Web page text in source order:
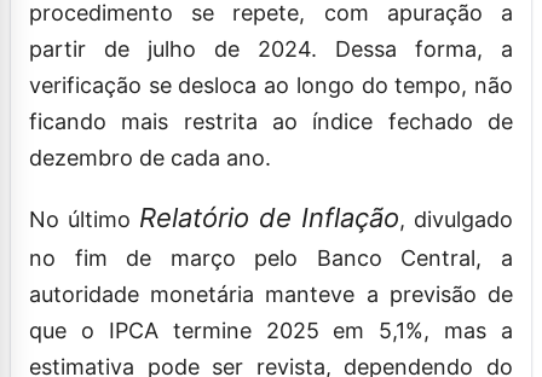
procedimento se repete, com apuração a
partir de julho de 2024. Dessa forma, a
verificação se desloca ao longo do tempo, não
ficando mais restrita ao índice fechado de
dezembro de cada ano.
No último Relatório de Inflação, divulgado
no fim de março pelo Banco Central, a
autoridade monetária manteve a previsão de
que o IPCA termine 2025 em 5,1%, mas a
estimativa pode ser revista, dependendo do